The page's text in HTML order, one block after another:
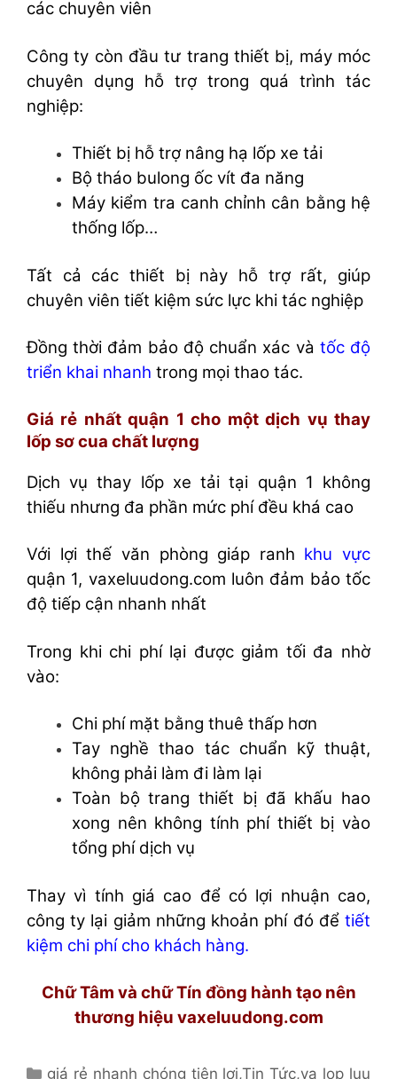
các chuyên viên
Công ty còn đầu tư trang thiết bị, máy móc
chuyên dụng hỗ trợ trong quá trình tác
nghiệp:
Thiết bị hỗ trợ nâng hạ lốp xe tải
Bộ tháo bulong ốc vít đa năng
Máy kiểm tra canh chỉnh cân bằng hệ
thống lốp…
Tất cả các thiết bị này hỗ trợ rất, giúp
chuyên viên tiết kiệm sức lực khi tác nghiệp
Đồng thời đảm bảo độ chuẩn xác và tốc độ
triển khai nhanh trong mọi thao tác.
Giá rẻ nhất quận 1 cho một dịch vụ thay
lốp sơ cua chất lượng
Dịch vụ thay lốp xe tải tại quận 1 không
thiếu nhưng đa phần mức phí đều khá cao
Với lợi thế văn phòng giáp ranh khu vực
quận 1, vaxeluudong.com luôn đảm bảo tốc
độ tiếp cận nhanh nhất
Trong khi chi phí lại được giảm tối đa nhờ
vào:
Chi phí mặt bằng thuê thấp hơn
Tay nghề thao tác chuẩn kỹ thuật,
không phải làm đi làm lại
Toàn bộ trang thiết bị đã khấu hao
xong nên không tính phí thiết bị vào
tổng phí dịch vụ
Thay vì tính giá cao để có lợi nhuận cao,
công ty lại giảm những khoản phí đó để tiết
kiệm chi phí cho khách hàng.
Chữ Tâm và chữ Tín đồng hành tạo nên
thương hiệu vaxeluudong.com
Danh
giá rẻ nhanh chóng tiện lợi,Tin Tức,va lop luu